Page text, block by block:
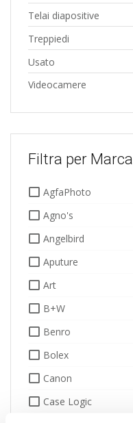
Telai diapositive
Treppiedi
Usato
Videocamere
Filtra per Marca
AgfaPhoto
Agno's
Angelbird
Aputure
Art
B+W
Benro
Bolex
Canon
Case Logic